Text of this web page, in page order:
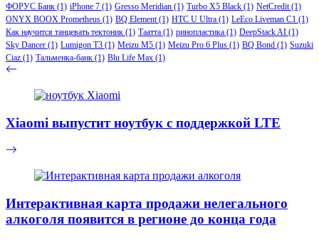
ФОРУС Банк (1) iPhone 7 (1) Gresso Meridian (1) Turbo X5 Black (1) NetCredit(1)
ONYX BOOX Prometheus (1) BQ Element(1) HTC U Ultra (1) LeEco Liveman C1 (1)
Как научится танцевать тектоник (1) Таатта (1) ринопластика (1) DeepStack AI (1)
Sky Dancer (1) Lumigon T3 (1) Meizu M5 (1) Meizu Pro 6 Plus (1) BQ Bond (1) Suzuki
Ciaz (1) Тальменка-банк (1) Blu Life Max (1)
Xiaomi выпустит ноутбук с поддержкой LTE
Интерактивная карта продажи нелегального
алкоголя появится в регионе до конца года